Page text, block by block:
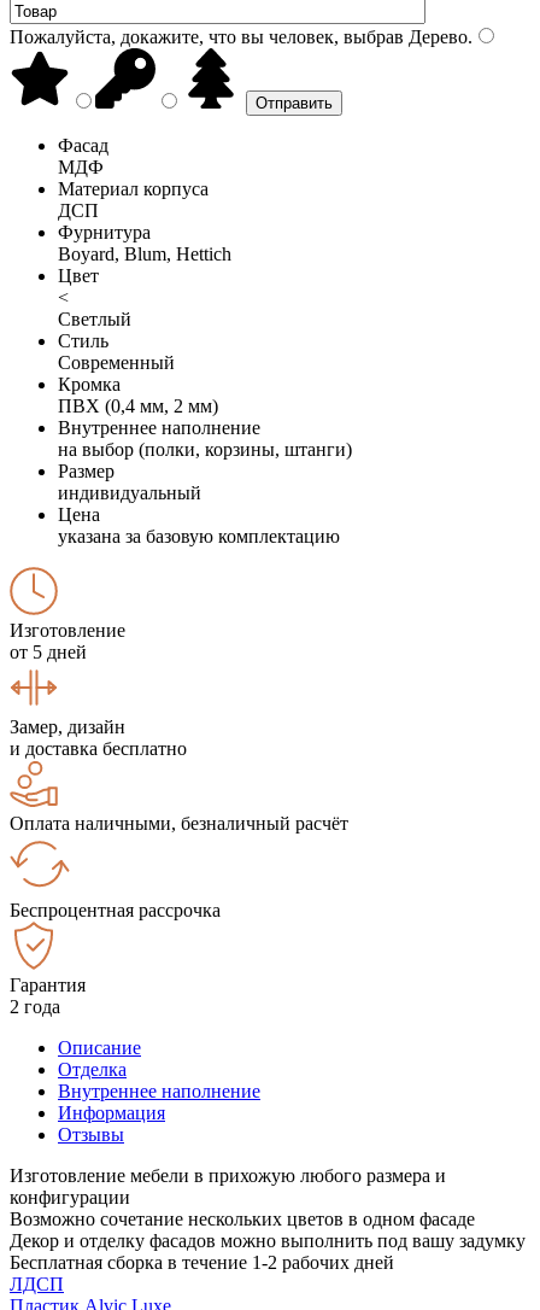
Пожалуйста, докажите, что вы человек, выбрав Дерево.
Фасад
МДФ
Материал корпуса
ДСП
Фурнитура
Boyard, Blum, Hettich
Цвет
<
Светлый
Стиль
Современный
Кромка
ПВХ (0,4 мм, 2 мм)
Внутреннее наполнение
на выбор (полки, корзины, штанги)
Размер
индивидуальный
Цена
указана за базовую комплектацию
Изготовление
от 5 дней
Замер, дизайн
и доставка бесплатно
Оплата наличными, безналичный расчёт
Беспроцентная рассрочка
Гарантия
2 года
Описание
Отделка
Внутреннее наполнение
Информация
Отзывы
Изготовление мебели в прихожую любого размера и
конфигурации
Возможно сочетание нескольких цветов в одном фасаде
Декор и отделку фасадов можно выполнить под вашу задумку
Бесплатная сборка в течение 1-2 рабочих дней
ЛДСП
Пластик Alvic Luxe